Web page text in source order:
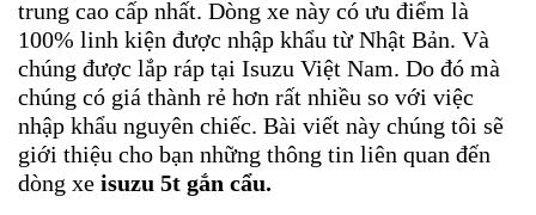
trung cao cấp nhất. Dòng xe này có ưu điểm là
100% linh kiện được nhập khẩu từ Nhật Bản. Và
chúng được lắp ráp tại Isuzu Việt Nam. Do đó mà
chúng có giá thành rẻ hơn rất nhiều so với việc
nhập khẩu nguyên chiếc. Bài viết này chúng tôi sẽ
giới thiệu cho bạn những thông tin liên quan đến
dòng xe isuzu 5t gắn cẩu.